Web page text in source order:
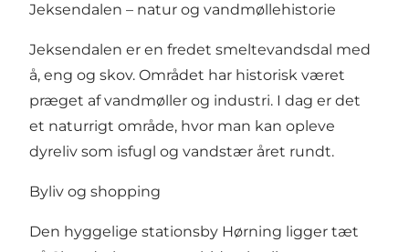
Jeksendalen – natur og vandmøllehistorie
Jeksendalen er en fredet smeltevandsdal med
å, eng og skov. Området har historisk været
præget af vandmøller og industri. I dag er det
et naturrigt område, hvor man kan opleve
dyreliv som isfugl og vandstær året rundt.
Byliv og shopping
Den hyggelige stationsby Hørning ligger tæt